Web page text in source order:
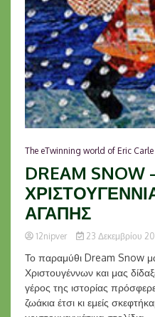
The eTwinning world of Eric Carle
DREAM SNOW
ΑΓΑΠΗΣ
12nipver 23 Δεκεμβρίου
Το παραμύθι Dream Snow
Χριστουγέννων και μας
γέρος της ιστορίας
ζωάκια έτσι κι εμείς